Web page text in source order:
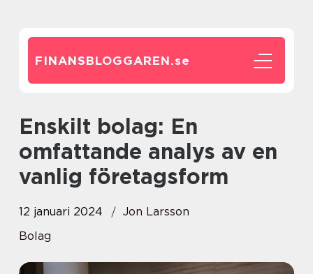
FINANSBLOGGAREN.se
Enskilt bolag: En
omfattande analys av en
vanlig företagsform
12 januari 2024
Jon Larsson
Bolag